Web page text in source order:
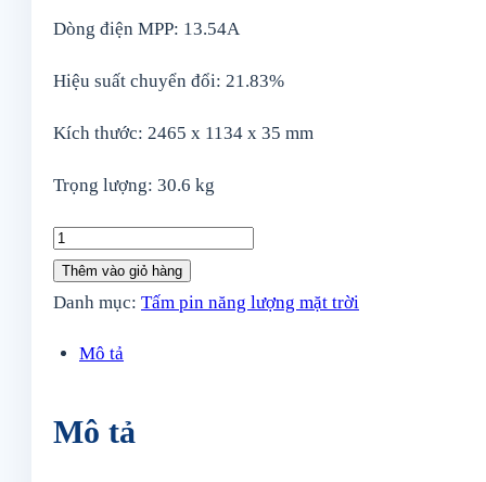
Dòng điện MPP: 13.54A
Hiệu suất chuyển đổi: 21.83%
Kích thước: 2465 x 1134 x 35 mm
Trọng lượng: 30.6 kg
Tấm
pin
năng
mặt
Jinko
Thêm vào giỏ hàng
Danh mục: Tấm pin năng lượng mặt trời
Mô tả
Mô tả